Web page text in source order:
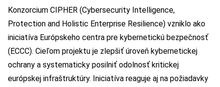
Konzorcium CIPHER (Cybersecurity Intelligence,
Protection and Holistic Enterprise Resilience) vzniklo ako
iniciatíva Európskeho centra pre kybernetickú bezpečnosť
(ECCC). Cieľom projektu je zlepšiť úroveň kybernetickej
ochrany a systematicky posilniť odolnosť kritickej
európskej infraštruktúry. Iniciatíva reaguje aj na požiadavky